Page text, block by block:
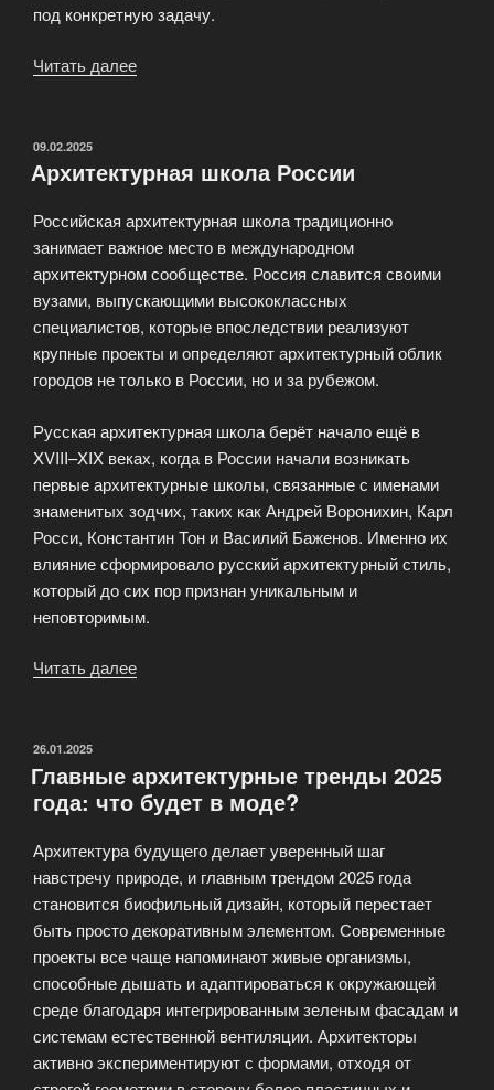
под конкретную задачу.
Читать далее
дизайнеров»
ОПУБЛИКОВАНО
09.02.2025
Архитектурная школа России
Российская архитектурная школа традиционно
занимает важное место в международном
архитектурном сообществе. Россия славится своими
вузами, выпускающими высококлассных
специалистов, которые впоследствии реализуют
крупные проекты и определяют архитектурный облик
городов не только в России, но и за рубежом.
Русская архитектурная школа берёт начало ещё в
XVIII–XIX веках, когда в России начали возникать
первые архитектурные школы, связанные с именами
знаменитых зодчих, таких как Андрей Воронихин, Карл
Росси, Константин Тон и Василий Баженов. Именно их
влияние сформировало русский архитектурный стиль,
который до сих пор признан уникальным и
неповторимым.
Читать далее
ОПУБЛИКОВАНО
26.01.2025
Главные архитектурные тренды 2025
года: что будет в моде?
Архитектура будущего делает уверенный шаг
навстречу природе, и главным трендом 2025 года
становится биофильный дизайн, который перестает
быть просто декоративным элементом. Современные
проекты все чаще напоминают живые организмы,
способные дышать и адаптироваться к окружающей
среде благодаря интегрированным зеленым фасадам и
системам естественной вентиляции. Архитекторы
активно экспериментируют с формами, отходя от